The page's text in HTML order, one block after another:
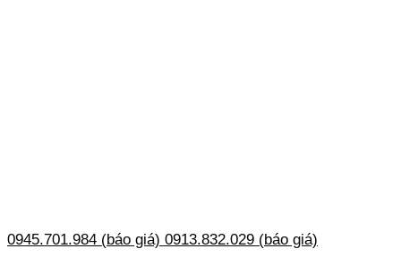
0945.701.984 (báo giá) 0913.832.029 (báo giá)